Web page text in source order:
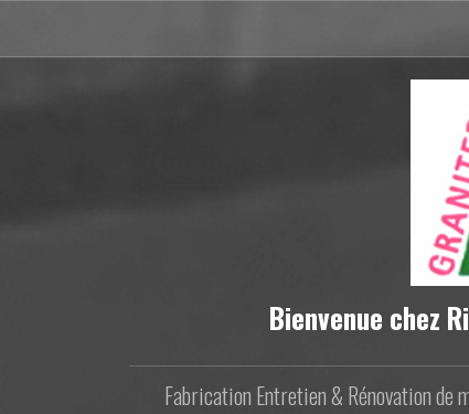
contenu
Bienvenue chez
Fabrication Entretien & Rénovation